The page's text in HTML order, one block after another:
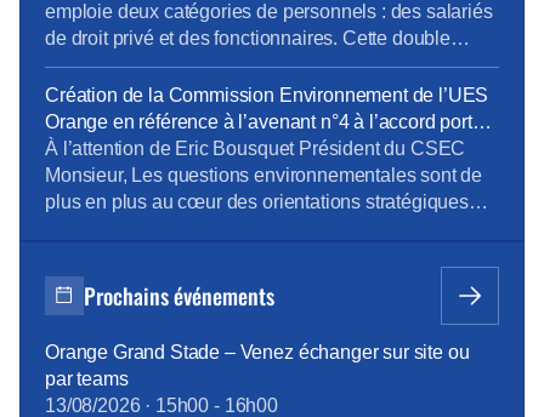
emploie deux catégories de personnels : des salariés
de droit privé et des fonctionnaires. Cette double
composante rend nécessaire une distinction claire
des périmètres électoraux, notamment pour
déterminer la représentativité syndicale au regard de
la convention collective des télécommunications. Or,
à l’issue des élections professionnelles de novembre
2023, […]
Création de la Commission Environnement de l’UES
Orange en référence à l’avenant n°4 à l’accord portant
sur le dialogue social au sein de l’UES Orange _
document du 24 octobre 2023
À l’attention de Eric Bousquet Président du CSEC
Monsieur, Les questions environnementales sont de
plus en plus au cœur des orientations stratégiques
Fallacher dans le Live « Lancement du programme
Carbone » du 6/12 dernier, « c’est une priorité
Prochains événements
Orange Grand Stade – Venez échanger sur site ou
par teams
13/08/2026· 15h00 - 16h00